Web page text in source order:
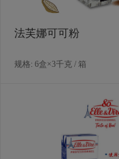
法芙娜可可粉
规格: 6盒×3千克 / 箱